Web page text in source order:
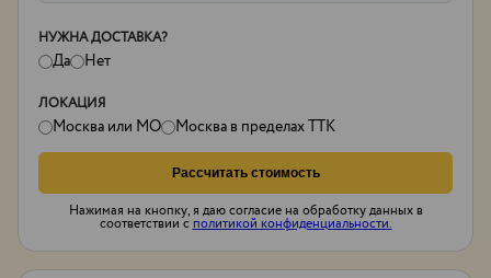
НУЖНА ДОСТАВКА?
Да Нет
ЛОКАЦИЯ
Москва или МО Москва в пределах ТТК
Рассчитать стоимость
Нажимая на кнопку, я даю согласие на обработку данных в
соответствии с политикой конфиденциальности.